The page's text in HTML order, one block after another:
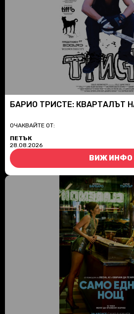
БАРИО ТРИСТЕ: КВАРТАЛЪТ
ОЧАКВАЙТЕ ОТ:
ПЕТЪК
28.08.2026
ВИЖ ИНФО